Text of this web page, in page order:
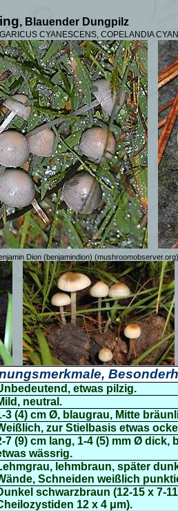
, Blauender Dungpilz
CYANESCENS, COPELANDIA
Dion (benjamindion) (mushroomobserver.org)
etwas pilzig.
neutral.
3 (4) cm Ø, blaugrau, Mitte
zur Stielbasis etwas
7 (9) cm lang, 1-4 (5) mm Ø dick,
wässrig.
lehmbraun, später
Schneiden weißlich
schwarzbraun (12-15 x 7-
12 x 4 μm).